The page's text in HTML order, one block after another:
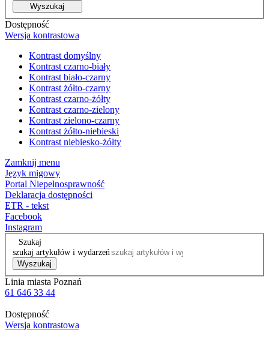
Wyszukaj
Dostępność
Wersja kontrastowa
Kontrast domyślny
Kontrast czarno-biały
Kontrast biało-czarny
Kontrast żółto-czarny
Kontrast czarno-żółty
Kontrast czarno-zielony
Kontrast zielono-czarny
Kontrast żółto-niebieski
Kontrast niebiesko-żółty
Zamknij menu
Język migowy
Portal Niepełnosprawność
Deklaracja dostępności
ETR - tekst
Facebook
Instagram
Szukaj
szukaj artykułów i wydarzeń
Wyszukaj
Linia miasta Poznań
61 646 33 44
Dostępność
Wersja kontrastowa